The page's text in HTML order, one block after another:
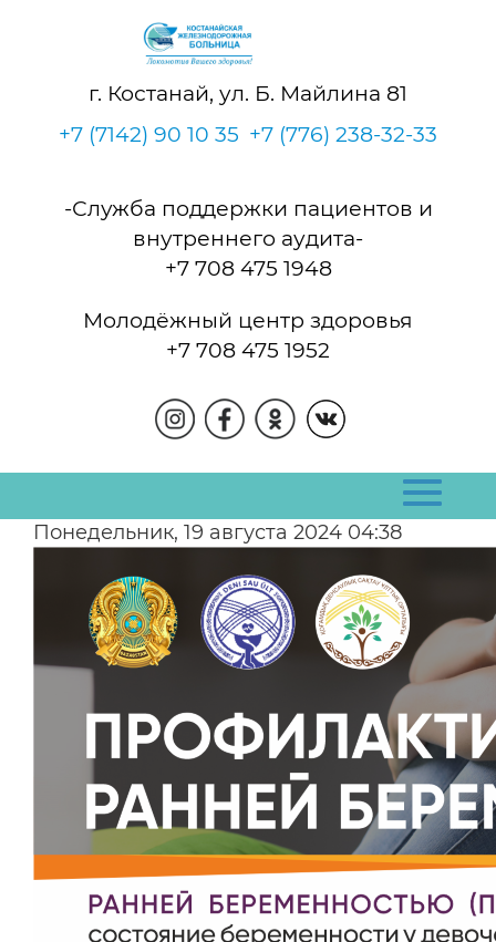
г. Костанай, ул. Б. Майлина 81
+7 (7142) 90 10 35 +7 (776) 238-32-33
-Служба поддержки пациентов и
внутреннего аудита-
+7 708 475 1948
Молодёжный центр здоровья
+7 708 475 1952
Понедельник, 19 августа 2024 04:38